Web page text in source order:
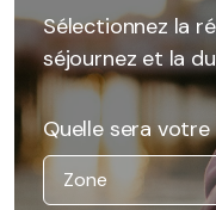
Sélectionnez la
séjournez et la
Quelle sera